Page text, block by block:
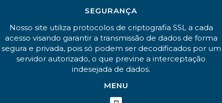
SEGURANÇA
Nosso site utiliza protocolos de criptografia SSL a cada
acesso visando garantir a transmissão de dados de forma
segura e privada, pois só podem ser decodificados por um
servidor autorizado, o que previne a interceptação
indesejada de dados.
MENU